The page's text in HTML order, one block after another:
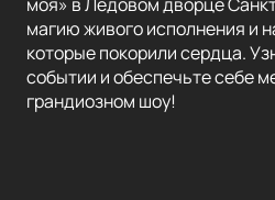
моя» в Ледовом дворце
магию живого исполнения и
которые покорили сердца.
событии и обеспечьте себе
грандиозном шоу!